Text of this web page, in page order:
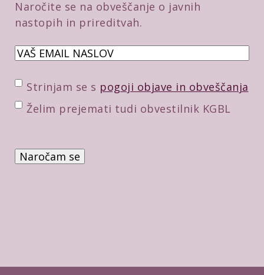
Naročite se na obveščanje o javnih
nastopih in prireditvah.
E
a
i
P
o
d
i
Strinjam se s pogoji objave in obveščanja
D
r
Želim prejemati tudi obvestilnik KGBL